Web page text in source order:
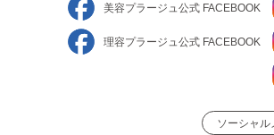
美容プラージュ 公式 FACEBOOK
理容プラージュ 公式 FACEBOOK
ソーシャル